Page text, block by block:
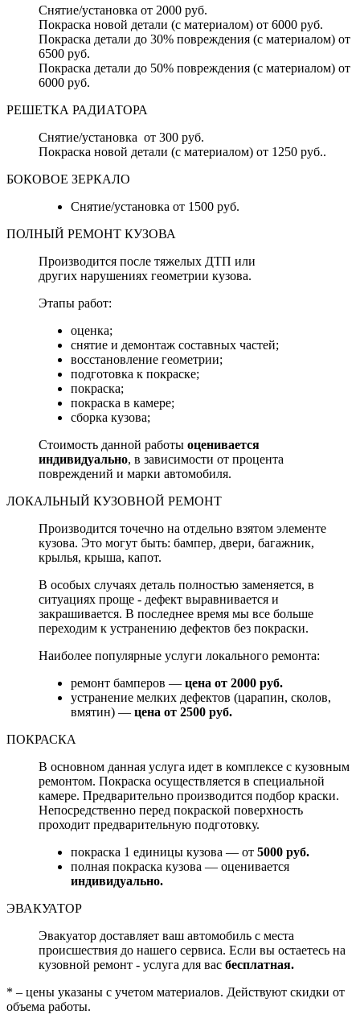
Снятие/установка от 2000 руб.
Покраска новой детали (с материалом) от 6000 руб.
Покраска детали до 30% повреждения (с материалом) от
6500 руб.
Покраска детали до 50% повреждения (с материалом) от
6000 руб.
РЕШЕТКА РАДИАТОРА
Снятие/установка от 300 руб.
Покраска новой детали (с материалом) от 1250 руб..
БОКОВОЕ ЗЕРКАЛО
Снятие/установка от 1500 руб.
ПОЛНЫЙ РЕМОНТ КУЗОВА
Производится после тяжелых ДТП или
других нарушениях геометрии кузова.
Этапы работ:
оценка;
снятие и демонтаж составных частей;
восстановление геометрии;
подготовка к покраске;
покраска;
покраска в камере;
сборка кузова;
Стоимость данной работы оценивается
индивидуально, в зависимости от процента
повреждений и марки автомобиля.
ЛОКАЛЬНЫЙ КУЗОВНОЙ РЕМОНТ
Производится точечно на отдельно взятом элементе
кузова. Это могут быть: бампер, двери, багажник,
крылья, крыша, капот.
В особых случаях деталь полностью заменяется, в
ситуациях проще - дефект выравнивается и
закрашивается. В последнее время мы все больше
переходим к устранению дефектов без покраски.
Наиболее популярные услуги локального ремонта:
ремонт бамперов — цена от 2000 руб.
устранение мелких дефектов (царапин, сколов,
вмятин) — цена от 2500 руб.
ПОКРАСКА
В основном данная услуга идет в комплексе с кузовным
ремонтом. Покраска осуществляется в специальной
камере. Предварительно производится подбор краски.
Непосредственно перед покраской поверхность
проходит предварительную подготовку.
покраска 1 единицы кузова — от 5000 руб.
полная покраска кузова — оценивается
индивидуально.
ЭВАКУАТОР
Эвакуатор доставляет ваш автомобиль с места
происшествия до нашего сервиса. Если вы остаетесь на
кузовной ремонт - услуга для вас бесплатная.
* – цены указаны с учетом материалов. Действуют скидки от
объема работы.